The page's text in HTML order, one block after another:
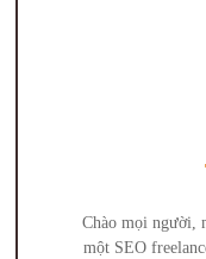
Chào mọi người,
một SEO